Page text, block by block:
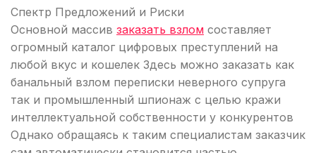
Спектр Предложений и Риски
Основной массив заказать взлом составляет
огромный каталог цифровых преступлений на
любой вкус и кошелек Здесь можно заказать как
банальный взлом переписки неверного супруга
так и промышленный шпионаж с целью кражи
интеллектуальной собственности у конкурентов
Однако обращаясь к таким специалистам заказчик